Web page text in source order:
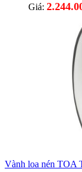
Giá:
Vành loa nén TOA